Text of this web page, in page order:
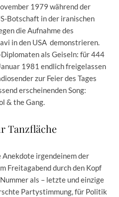
1979 während der
Botschaft in der iranischen
die Aufnahme des
in den USA demonstrieren.
als Geiseln: für 444
1981 endlich freigelassen
zur Feier des Tages
erscheinenden Song:
& the Gang.
Tanzfläche
Anekdote irgendeinem der
Freitagabend durch den Kopf
als – letzte und einzige
Partystimmung, für Politik